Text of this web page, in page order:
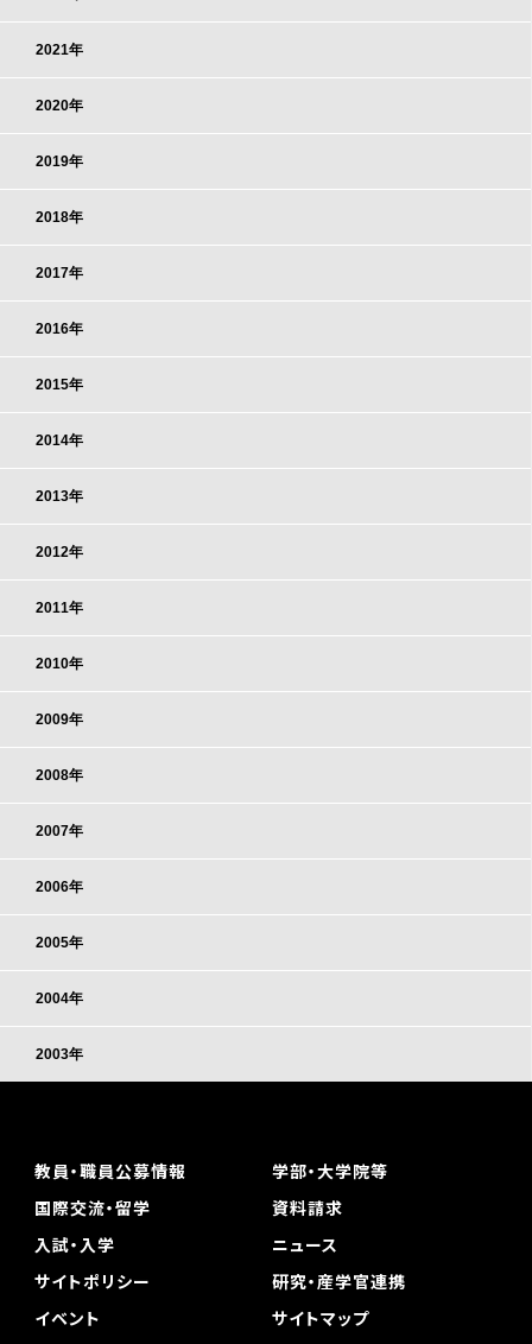
2021年
2020年
2019年
2018年
2017年
2016年
2015年
2014年
2013年
2012年
2011年
2010年
2009年
2008年
2007年
2006年
2005年
2004年
2003年
教員・職員公募情報
学部・大学院等
国際交流・留学
資料請求
入試・入学
ニュース
サイトポリシー
研究・産学官連携
イベント
サイトマップ